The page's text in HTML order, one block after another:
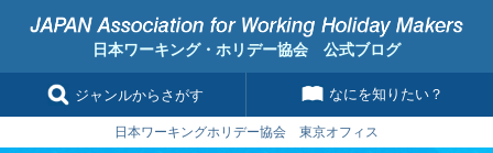
日本ワーキング・ホリデー協会 公式ブログ
ジャンルからさがす なにを知りたい？
日本ワーキングホリデー協会 東京オフィス